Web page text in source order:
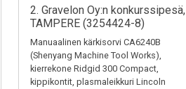
2. Gravelon Oy:n konkurssipesä,
TAMPERE (3254424-8)
Manuaalinen kärkisorvi CA6240B
(Shenyang Machine Tool Works),
kierrekone Ridgid 300 Compact,
kippikontit, plasmaleikkuri Lincoln